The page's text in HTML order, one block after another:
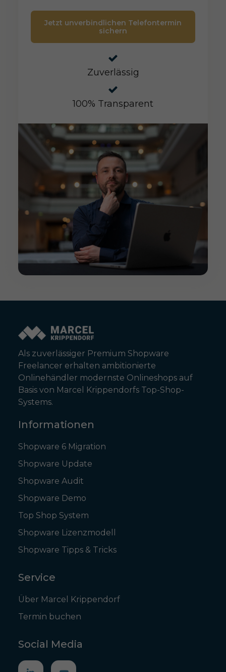
Jetzt unverbindlichen Telefontermin
sichern
Zuverlässig
100% Transparent
Als zuverlässiger Premium Shopware
Freelancer erhalten ambitionierte
Onlinehändler modernste Onlineshops auf
Basis von Marcel Krippendorfs Top-Shop-
Systems.
Informationen
Shopware 6 Migration
Shopware Update
Shopware Audit
Shopware Demo
Top Shop System
Shopware Lizenzmodell
Shopware Tipps & Tricks
Service
Über Marcel Krippendorf
Termin buchen
Social Media